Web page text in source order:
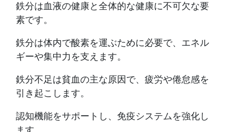
鉄分は血液の健康と全体的な健康に不可欠な要
素です。
鉄分は体内で酸素を運ぶために必要で、エネル
ギーや集中力を支えます。
鉄分不足は貧血の主な原因で、疲労や倦怠感を
引き起こします。
認知機能をサポートし、免疫システムを強化し